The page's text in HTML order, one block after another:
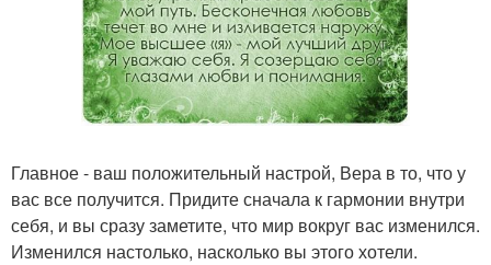
Главное - ваш положительный настрой, Вера в то, что у
вас все получится. Придите сначала к гармонии внутри
себя, и вы сразу заметите, что мир вокруг вас изменился.
Изменился настолько, насколько вы этого хотели.